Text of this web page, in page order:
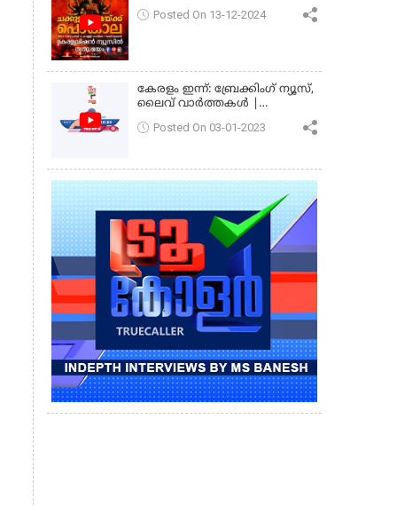
Posted On 13-12-2024
കേരളം ഇന്ന്: ബ്രേക്കിംഗ് ന്യൂസ്,
ലൈവ് വാർത്തകൾ |
Posted On 03-01-2023